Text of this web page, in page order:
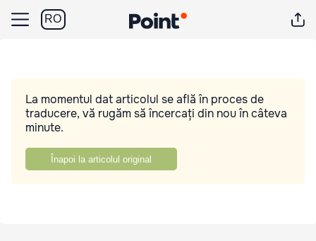
RO
La momentul dat articolul se află în proces de
traducere, vă rugăm să încercați din nou în câteva
minute.
Înapoi la articolul original